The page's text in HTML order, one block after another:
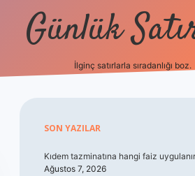
Günlük
İlginç satırlarla sıradanlığı boz.
Sidebar
SON YAZILAR
Kıdem tazminatına hangi faiz
Ağustos 7, 2026